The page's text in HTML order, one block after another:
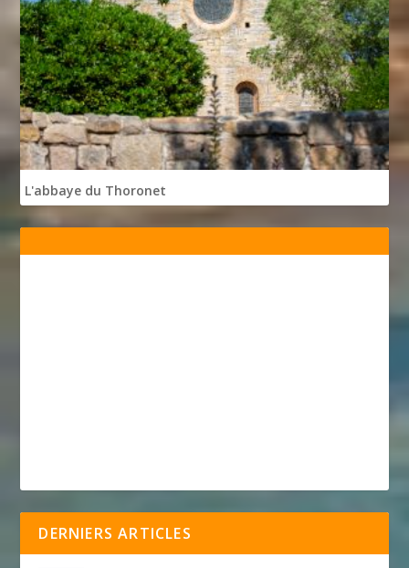
L'abbaye du Thoronet
DERNIERS ARTICLES